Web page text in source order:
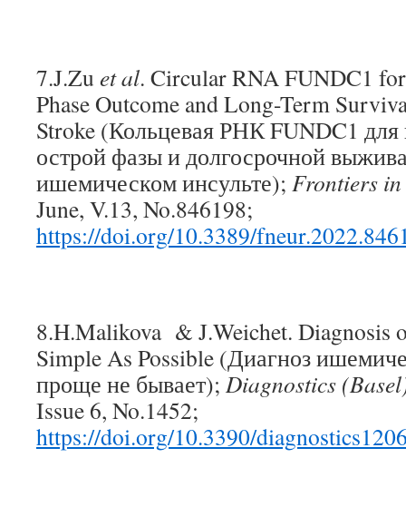
7.J.Zu et al. Circular RNA FUNDC1
Phase Outcome and Long-Term
Stroke (Кольцевая РНК FUNDC1 для
острой фазы и долгосрочной
ишемическом инсульте); Frontiers
June, V.13, No.846198;
https://doi.org/10.3389/
8.H.Malikova & J.Weichet. Diagnosis
Simple As Possible (Диагноз
проще не бывает); Diagnostics
Issue 6, No.1452;
https://doi.org/10.3390/